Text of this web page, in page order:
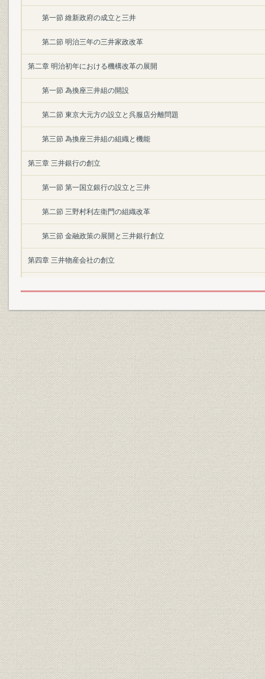
第一節 維新政府の成立と三井
第二節 明治三年の三井家政改革
第二章 明治初年における機構改革の展開
第一節 為換座三井組の開設
第二節 東京大元方の設立と呉服店分離問題
第三節 為換座三井組の組織と機能
第三章 三井銀行の創立
第一節 第一国立銀行の設立と三井
第二節 三野村利左衛門の組織改革
第三節 金融政策の展開と三井銀行創立
第四章 三井物産会社の創立
第二節 三井物産会社の設立事情
第三節 三井物産会社の営業状況
第五章 明治一〇年代の三井銀行
第一節 創業期三井銀行の経営事情
第二節 松方「紙幣整理」期の三井銀行
第三節 三井銀行による神岡鉱山の開発
第六章 三井家政改革の展開
第一節 明治一〇年代の三井組大元方
第二節 明治一九年の三井家政改革
第三節 明治二三・二四年の三井家政改革
第四節 中上川彦次郎の三井銀行改革
第七章 多角的事業経営の成立と三井家共有財産制度の再編成
第一節 三井家仮評議会の組織と機能
第二節 三井家事業組織の再編成
第三節 三井家共有財産管理機構の再編成
第八章 三井家憲の制定